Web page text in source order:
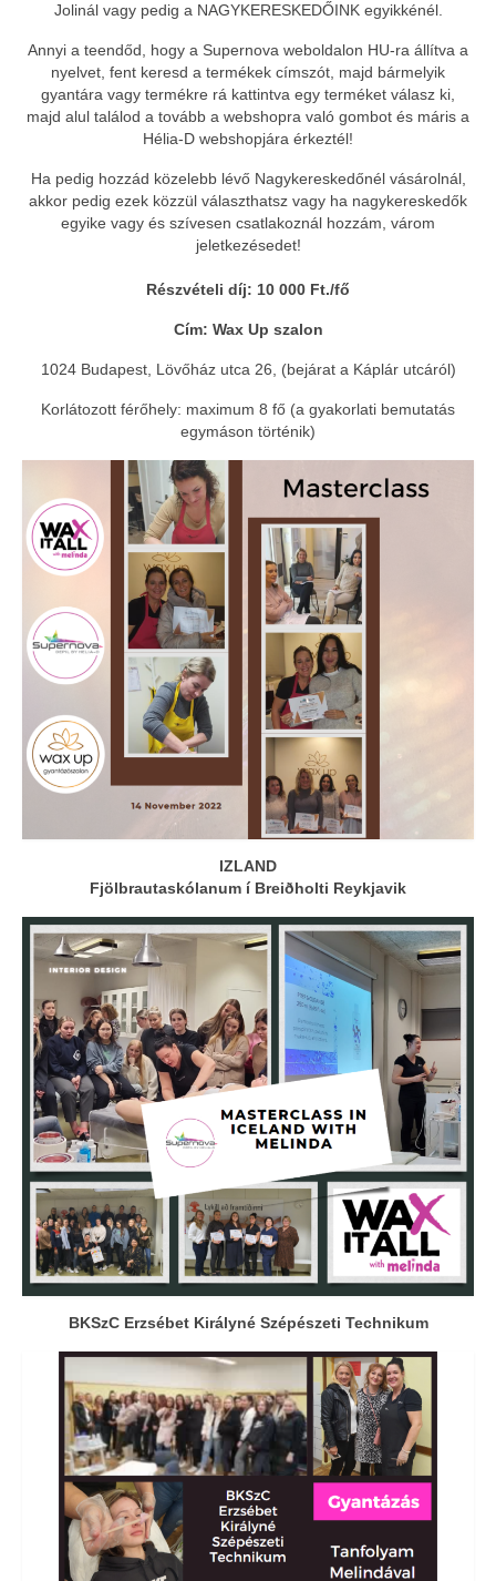
Jolinál vagy pedig a NAGYKERESKEDŐINK egyikkénél.
Annyi a teendőd, hogy a Supernova weboldalon HU-ra állítva a
nyelvet, fent keresd a termékek címszót, majd bármelyik
gyantára vagy termékre rá kattintva egy terméket válasz ki,
majd alul találod a tovább a webshopra való gombot és máris a
Hélia-D webshopjára érkeztél!
Ha pedig hozzád közelebb lévő Nagykereskedőnél vásárolnál,
akkor pedig ezek közzül választhatsz vagy ha nagykereskedők
egyike vagy és szívesen csatlakoznál hozzám, várom
jeletkezésedet!
Részvételi díj: 10 000 Ft./fő
Cím: Wax Up szalon
1024 Budapest, Lövőház utca 26, (bejárat a Káplár utcáról)
Korlátozott férőhely: maximum 8 fő (a gyakorlati bemutatás
egymáson történik)
IZLAND
Fjölbrautaskólanum í Breiðholti Reykjavik
BKSzC Erzsébet Királyné Szépészeti Technikum